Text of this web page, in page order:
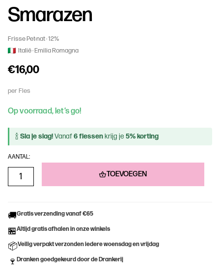
Smarazen
Frisse Pet-nat 12%
Italië Emilia Romagna
€16,00
per Fles
Op voorraad, let’s go!
🍾 Sla je slag!Vanaf6 flessenkrijg je 5% korting
AANTAL:
TOEVOEGEN
🚚Gratis verzending vanaf €65
🏪Altijd gratis afhalen in onze winkels
📦Veilig verpakt verzonden iedere woensdag en vrijdag
🍷 Dranken goedgekeurd door de Drankerij